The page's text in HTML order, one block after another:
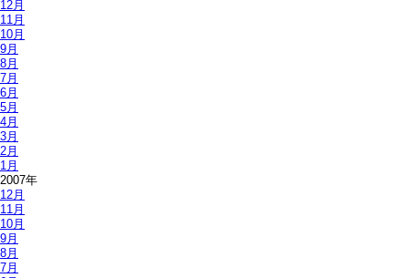
12月
11月
10月
9月
8月
7月
6月
5月
4月
3月
2月
1月
2007年
12月
11月
10月
9月
8月
7月